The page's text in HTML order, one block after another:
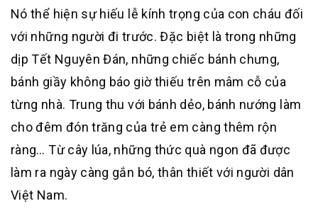
Nó thể hiện sự hiếu lễ kính trọng của con cháu đối
với những người đi trước. Đặc biệt là trong những
dịp Tết Nguyên Đán, những chiếc bánh chưng,
bánh giầy không báo giờ thiếu trên mâm cỗ của
từng nhà. Trung thu với bánh dẻo, bánh nướng làm
cho đêm đón trăng của trẻ em càng thêm rộn
ràng… Từ cây lúa, những thức quà ngon đã được
làm ra ngày càng gắn bó, thân thiết với người dân
Việt Nam.